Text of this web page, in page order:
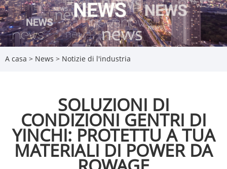
A casa > News > Notizie di l'industria
SOLUZIONI DI
CONDIZIONI GENTRI DI
YINCHI: PROTETTU A TUA
MATERIALI DI POWER DA